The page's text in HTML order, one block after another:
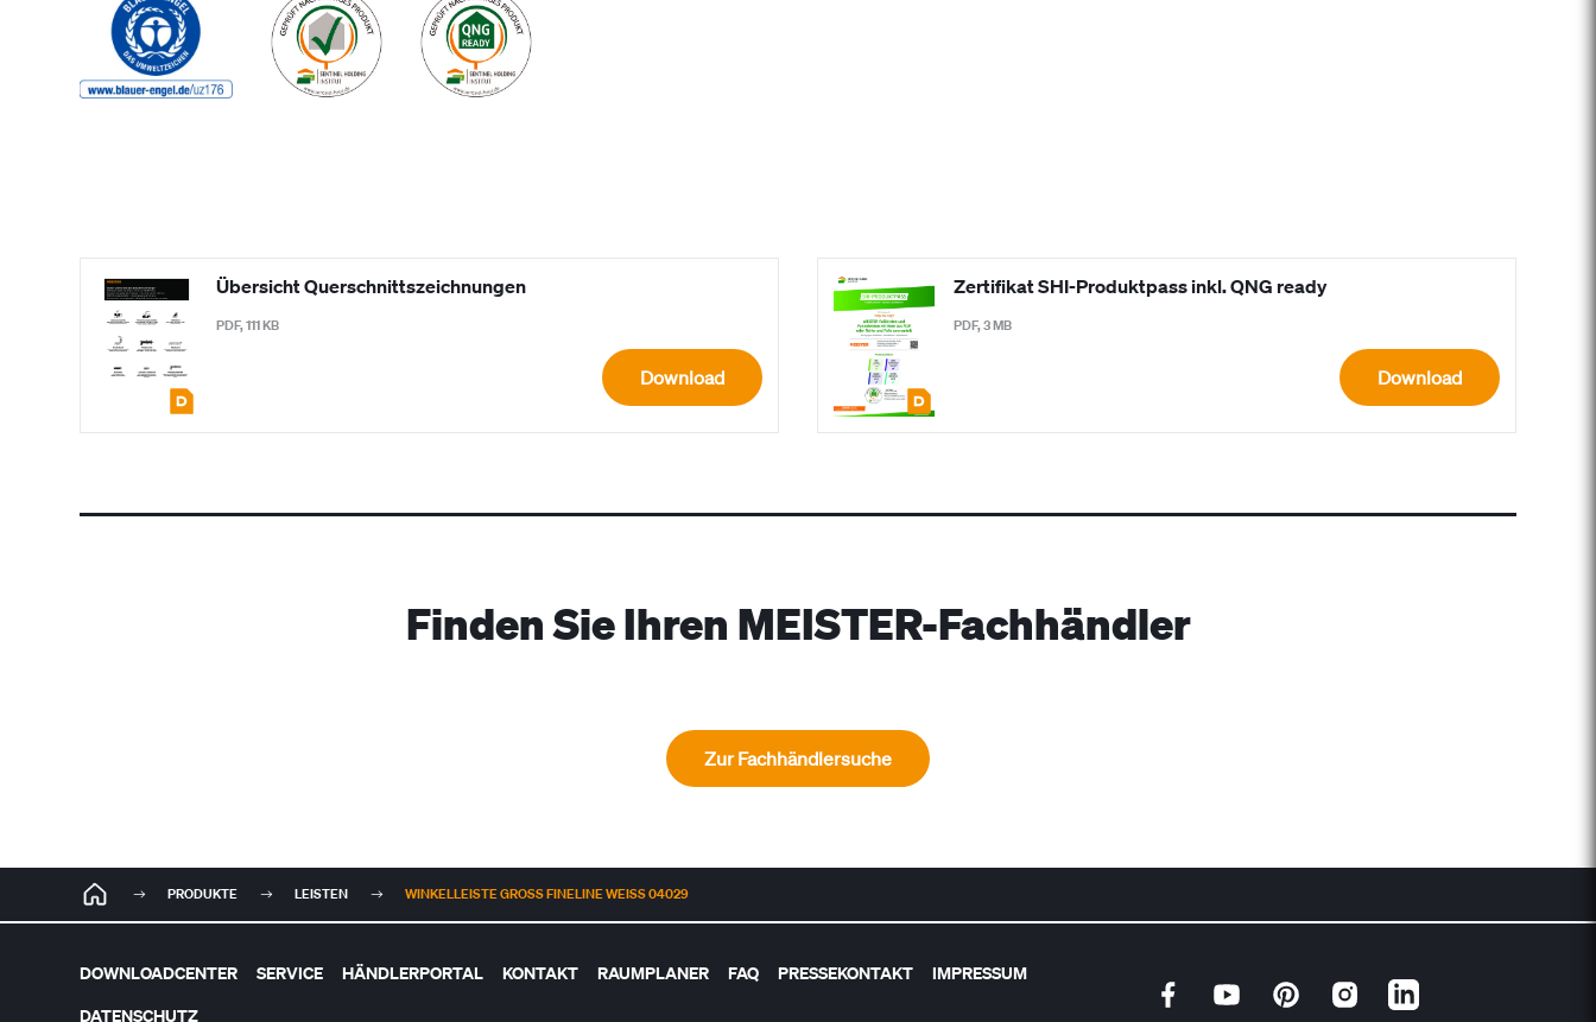
Übersicht Querschnittszeichnungen
PDF, 111 KB
Download
Zertifikat SHI-Produktpass inkl. QNG ready
PDF, 3 MB
Download
Finden Sie Ihren MEISTER-Fachhändler
Zur Fachhändlersuche
PRODUKTE LEISTEN WINKELLEISTE GROSS FINELINE WEISS 04029
DOWNLOADCENTER SERVICE HÄNDLERPORTAL KONTAKT RAUMPLANER FAQ PRESSEKONTAKT
IMPRESSUM
DATENSCHUTZ